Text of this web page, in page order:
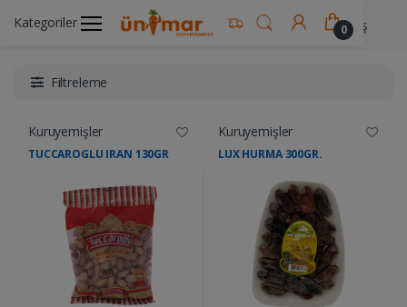
Kategoriler 0
Ünimar Anasayfa Çikolata & Şekerleme & Kuruyemiş
Filtreleme
Kuruyemişler
TUCCAROGLU IRAN 130GR
Kuruyemişler
LUX HURMA 300GR.